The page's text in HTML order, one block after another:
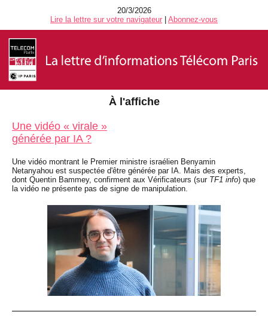
20/3/2026
Lire la lettre sur votre navigateur
Abonnez-vous
À l'affiche
Une vidéo « virale »
générée par IA ?
Une vidéo montrant le Premier ministre israélien Benyamin
Netanyahou est suspectée d'être générée par IA. Mais des experts,
dont Quentin Bammey, confirment aux Vérificateurs (surTF1 info) que
la vidéo ne présente pas de signe de manipulation.